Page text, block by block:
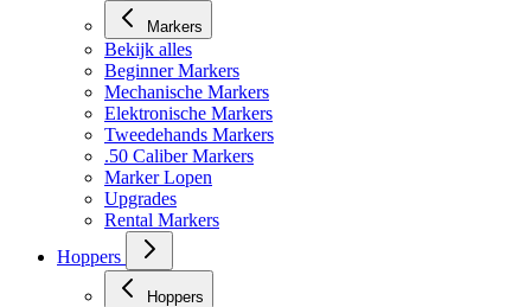
Markers
Bekijk alles
Beginner Markers
Mechanische Markers
Elektronische Markers
Tweedehands Markers
.50 Caliber Markers
Marker Lopen
Upgrades
Rental Markers
Hoppers
Hoppers